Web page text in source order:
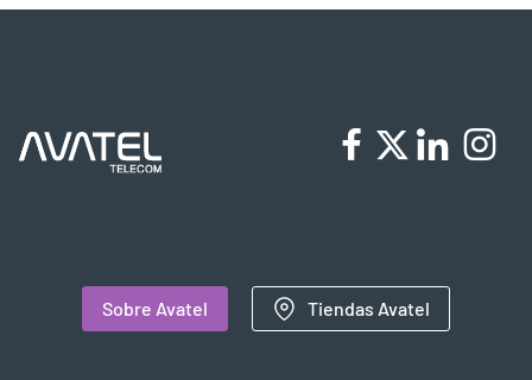
Sobre Avatel Tiendas Avatel